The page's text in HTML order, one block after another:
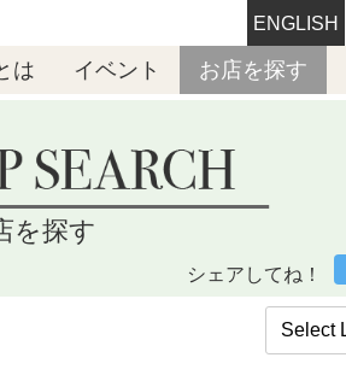
ENGLISH
は イベント お店を探す
を探す
シェアしてね！